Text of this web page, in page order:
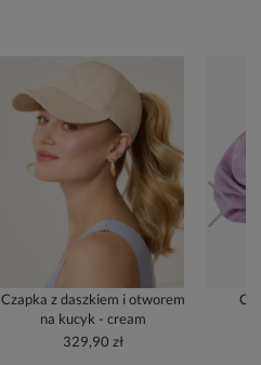
Czapka z daszkiem i otworem
na kucyk - cream
329,90 zł